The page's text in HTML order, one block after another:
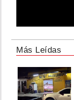
Más Leídas